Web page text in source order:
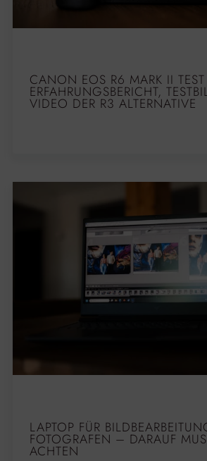
CANON EOS R6 MARK II
ERFAHRUNGSBERICHT,
VIDEO DER R3 ALTERNATIVE
LAPTOP FÜR
FOTOGRAFEN – DARAUF
ACHTEN